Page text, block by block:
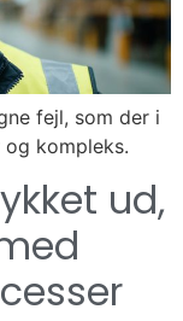
fejl, som der i
kompleks.
ud,